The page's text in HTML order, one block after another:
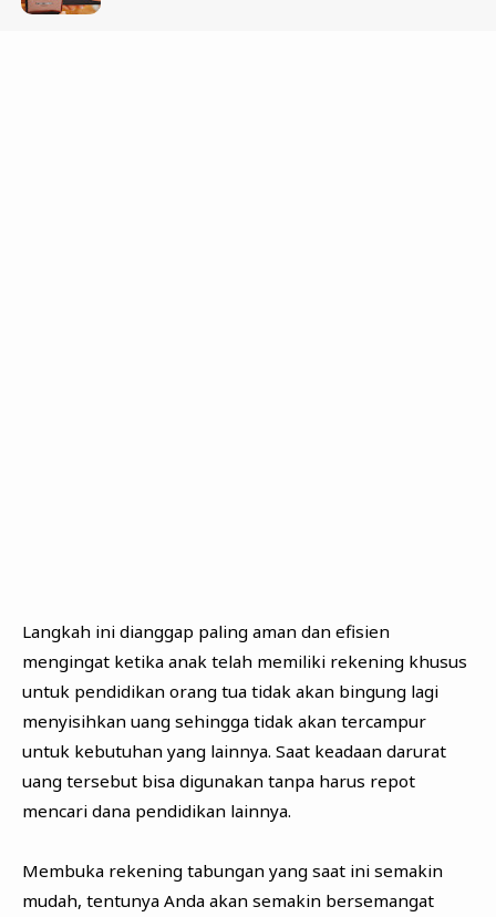
Langkah ini dianggap paling aman dan efisien
mengingat ketika anak telah memiliki rekening khusus
untuk pendidikan orang tua tidak akan bingung lagi
menyisihkan uang sehingga tidak akan tercampur
untuk kebutuhan yang lainnya. Saat keadaan darurat
uang tersebut bisa digunakan tanpa harus repot
mencari dana pendidikan lainnya.
Membuka rekening tabungan yang saat ini semakin
mudah, tentunya Anda akan semakin bersemangat